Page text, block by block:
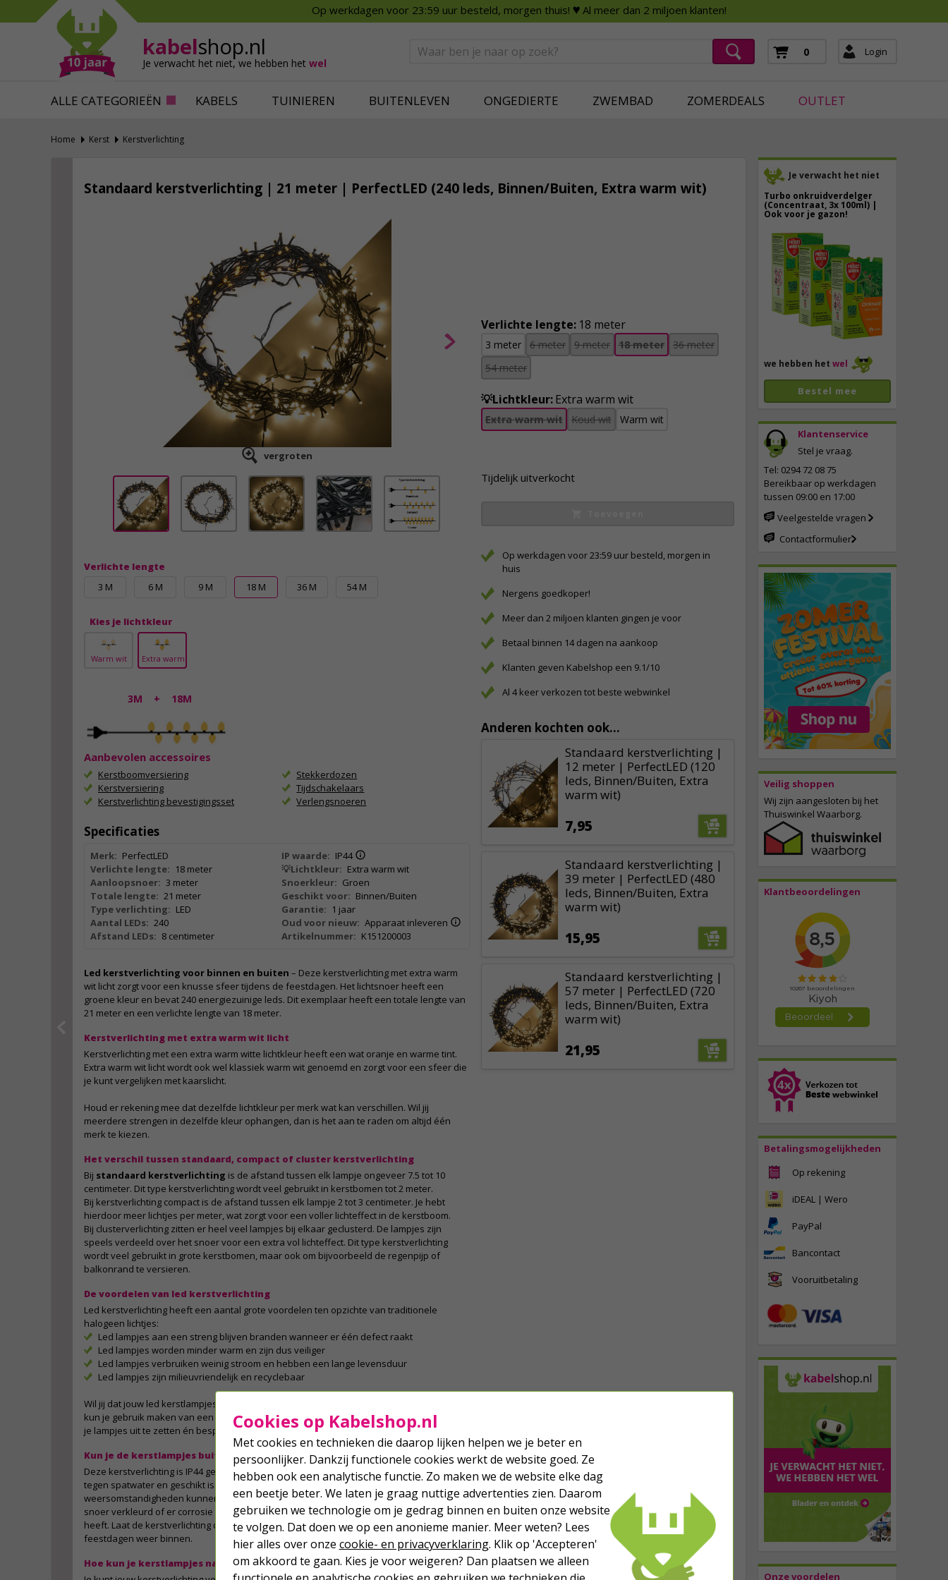
Op werkdagen voor 23:59 uur besteld, morgen thuis! ♥ Al meer dan 2 miljoen klanten!
kabelshop.nl
Je verwacht het niet, we hebben het wel
0 Login
ALLE CATEGORIEËN KABELS TUINIEREN BUITENLEVEN ONGEDIERTE ZWEMBAD ZOMERDEALS OUTLET
Mollen verjagen
Slakken bestrijden
Katten verjagen
Alles tegen ongedierte
Verfbenodigdheden
Behangbenodigdheden
Ventilatie
Smart Home
Deurbellen
Slimme beveiliging
Home Kerst Kerstverlichting
Je verwacht het niet
Turbo onkruidverdelger
(Concentraat, 3x 100ml) |
Ook voor je gazon!
40,
we hebben het wel
Bestel mee
Klantenservice
Stel je vraag.
Tel: 0294 72 08 75
Bereikbaar op werkdagen
tussen 09:00 en 17:00
Veelgestelde vragen
Contactformulier
Veilig shoppen
Wij zijn aangesloten bij het
Thuiswinkel Waarborg.
Klantbeoordelingen
Betalingsmogelijkheden
Op rekening
iDEAL | Wero
PayPal
Bancontact
Vooruitbetaling
Onze voordelen
Standaard kerstverlichting | 21 meter | PerfectLED (240 leds, Binnen/Buiten, Extra warm wit)
vergroten
Verlichte lengte
3 M
6 M 9 M 18 M 36 M 54 M
Kies je lichtkleur
Warm wit Extra warm
3M + 18M
Aanbevolen accessoires
Kerstboomversiering
Kerstversiering
Kerstverlichting bevestigingsset
Stekkerdozen
Tijdschakelaars
Verlengsnoeren
Specificaties
Merk: PerfectLED
Verlichte lengte: 18 meter
Aanloopsnoer: 3 meter
Totale lengte: 21 meter
Type verlichting: LED
Aantal LEDs: 240
Afstand LEDs: 8 centimeter
IP waarde: IP44
💡Lichtkleur: Extra warm wit
Snoerkleur: Groen
Geschikt voor: Binnen/Buiten
Garantie: 1 jaar
Oud voor nieuw: Apparaat inleveren
Artikelnummer: K151200003
Led kerstverlichting voor binnen en buiten – Deze kerstverlichting met extra warm
wit licht zorgt voor een knusse sfeer tijdens de feestdagen. Het lichtsnoer heeft een
groene kleur en bevat 240 energiezuinige leds. Dit exemplaar heeft een totale lengte van
21 meter en een verlichte lengte van 18 meter.
Kerstverlichting met extra warm wit licht
Kerstverlichting met een extra warm witte lichtkleur heeft een wat oranje en warme tint.
Extra warm wit licht wordt ook wel klassiek warm wit genoemd en zorgt voor een sfeer die
je kunt vergelijken met kaarslicht.
Houd er rekening mee dat dezelfde lichtkleur per merk wat kan verschillen. Wil jij
meerdere strengen in dezelfde kleur ophangen, dan is het aan te raden om altijd één
merk te kiezen.
Het verschil tussen standaard, compact of cluster kerstverlichting
Bij standaard kerstverlichting is de afstand tussen elk lampje ongeveer 7.5 tot 10
centimeter. Dit type kerstverlichting wordt veel gebruikt in kerstbomen tot 2 meter.
Bij kerstverlichting compact is de afstand tussen elk lampje 2 tot 3 centimeter. Je hebt
hierdoor meer lichtjes per meter, wat zorgt voor een voller lichteffect in de kerstboom.
Bij clusterverlichting zitten er heel veel lampjes bij elkaar geclusterd. De lampjes zijn
speels verdeeld over het snoer voor een extra vol lichteffect. Dit type kerstverlichting
wordt veel gebruikt in grote kerstbomen, maar ook om bijvoorbeeld de regenpijp of
balkonrand te versieren.
De voordelen van led kerstverlichting
Led kerstverlichting heeft een aantal grote voordelen ten opzichte van traditionele
halogeen lichtjes:
Led lampjes aan een streng blijven branden wanneer er één defect raakt
Led lampjes worden minder warm en zijn dus veiliger
Led lampjes verbruiken weinig stroom en hebben een lange levensduur
Led lampjes zijn milieuvriendelijk en recyclebaar
Wil jij dat jouw led kerstlampjes automatisch in- en uitschakelen op een bepaalde tijd, dan
kun je gebruik maken van een tijdschakelaar of slimme stekker. Zo vergeet je nooit meer
je lampjes uit te zetten én bespaar je bovendien op je stroomkosten!
Kun je de kerstlampjes buiten laten hangen?
Deze kerstverlichting is IP44 gecertificeerd, wat betekent dat de verlichting bestand is
tegen spatwater en geschikt is voor buitengebruik. Regen, wind of andere
weersomstandigheden kunnen het lichtsnoer wel aantasten, waardoor bijvoorbeeld het
snoer verkleurd of er corrosie (roest) ontstaat en het product een kortere levensduur
heeft. Laat de kerstverlichting daarom niet het hele jaar buitenhangen en haal het na de
feestdagen weer binnen.
Hoe kun je kerstlampjes na de feestdagen het beste bewaren?
Verlichte lengte: 18 meter
3 meter 6 meter 9 meter 18 meter
36 meter
54 meter
💡Lichtkleur:Extra warm wit
Extra warm wit Koud wit Warm wit
Tijdelijk uitverkocht
Op werkdagen voor 23:59 uur besteld, morgen in
huis
Nergens goedkoper!
Meer dan 2 miljoen klanten gingen je voor
Betaal binnen 14 dagen na aankoop
Klanten geven Kabelshop een 9.1/10
Al 4 keer verkozen tot beste webwinkel
Anderen kochten ook...
Standaard kerstverlichting |
12 meter | PerfectLED (120
leds, Binnen/Buiten, Extra
warm wit)
7,95
Standaard kerstverlichting |
39 meter | PerfectLED (480
leds, Binnen/Buiten, Extra
warm wit)
15,95
Standaard kerstverlichting |
57 meter | PerfectLED (720
leds, Binnen/Buiten, Extra
warm wit)
21,95
Cookies op Kabelshop.nl
Met cookies en technieken die daarop lijken helpen we je beter en
persoonlijker. Dankzij functionele cookies werkt de website goed. Ze
hebben ook een analytische functie. Zo maken we de website elke dag
een beetje beter. We laten je graag nuttige advertenties zien. Daarom
gebruiken we technologie om je gedrag binnen en buiten onze website
te volgen. Dat doen we op een anonieme manier. Meer weten? Lees
hier alles over onze cookie- en privacyverklaring. Klik op 'Accepteren'
om akkoord te gaan. Kies je voor weigeren? Dan plaatsen we alleen